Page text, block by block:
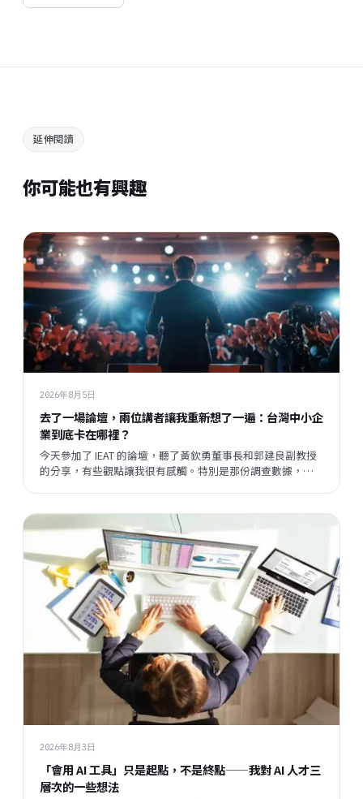
延伸閱讀
你可能也有興趣
2026年8月5日
去了一場論壇，兩位講者讓我重新想了一遍：台灣中小企
業到底卡在哪裡？
今天參加了 IEAT 的論壇，聽了黃欽勇董事長和郭建良副教授
的分享，有些觀點讓我很有感觸。特別是那份調查數據，把
2026年8月3日
「會用 AI 工具」只是起點，不是終點——我對 AI 人才三
層次的一些想法